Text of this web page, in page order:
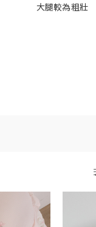
大腿較為粗壯